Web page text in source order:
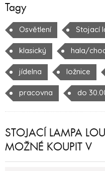
Tagy
Osvětlení Stojací
klasický hala/
jídelna ložnice
pracovna do
STOJACÍ LAMPA
MOŽNÉ KOUPIT V